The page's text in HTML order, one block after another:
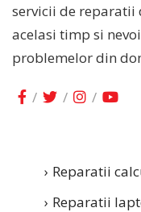
servicii de reparatii
acelasi timp si
problemelor din
Reparatii
Reparatii